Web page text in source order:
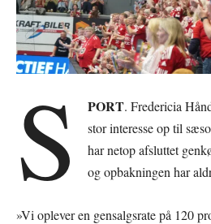
S PORT. Fredericia
stor interesse op til
har netop afsluttet
og opbakningen har
»Vi oplever en gensalgsrate på 120